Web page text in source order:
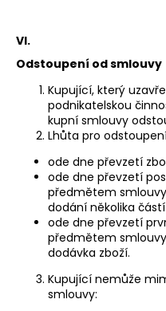
VI.
Odstoupení od smlouvy
Kupující, který
podnikatelskou
kupní smlouvy
Lhůta pro
ode dne převzetí
ode dne převzetí
předmětem
dodání několika částí
ode dne převzetí
předmětem
dodávka zboží.
Kupující nemůže
smlouvy: